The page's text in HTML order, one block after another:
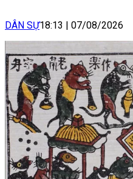
DÂN SỰ18:13 | 07/08/2026